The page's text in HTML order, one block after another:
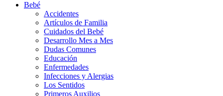
Bebé
Accidentes
Artículos de Familia
Cuidados del Bebé
Desarrollo Mes a Mes
Dudas Comunes
Educación
Enfermedades
Infecciones y Alergias
Los Sentidos
Primeros Auxilios